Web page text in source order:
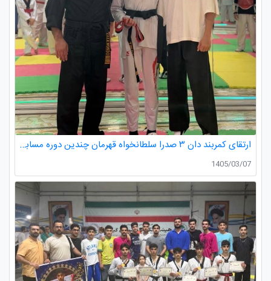
ارتقای کمربند دان ۳ صدرا سلطانخواه قهرمان چندین دوره مسابقات استانی و کشوری در رده سنی خردسالان و نونهالان
1405/03/07